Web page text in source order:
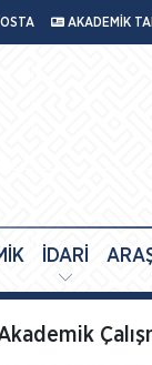
AKADEMİK
İDARİ